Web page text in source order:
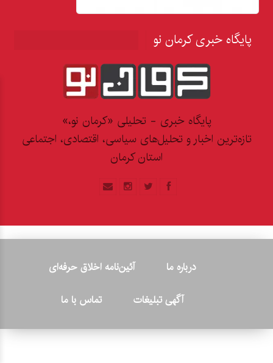
پایگاه خبری کرمان نو
پایگاه خبری - تحلیلی «کرمان نو،»
تازه‌ترین اخبار و تحلیل‌های سیاسی، اقتصادی، اجتماعی
استان کرمان
درباره ما
آئین‌نامه اخلاق حرفه‌ای
آگهی تبلیغات
تماس با ما